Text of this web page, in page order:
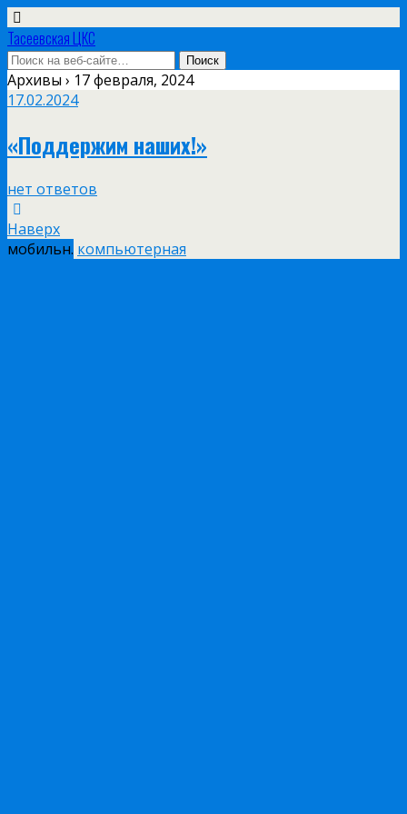
Тасеевская ЦКС
Архивы › 17 февраля, 2024
17.02.2024
«Поддержим наших!»
нет ответов
Наверх
мобильн. компьютерная